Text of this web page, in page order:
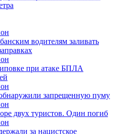
водителям заливать
при атаке БПЛА
запрещенную пуму
двух туристов. Один погиб
за нацистское